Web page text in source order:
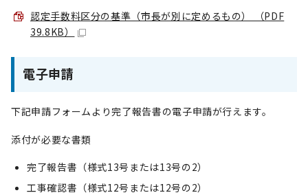
認定手数料区分の基準（市長が別に定めるもの） （PDF
39.8KB）
電子申請
下記申請フォームより完了報告書の電子申請が行えます。
添付が必要な書類
完了報告書（様式13号または13号の2）
工事確認書（様式12号または12号の2）